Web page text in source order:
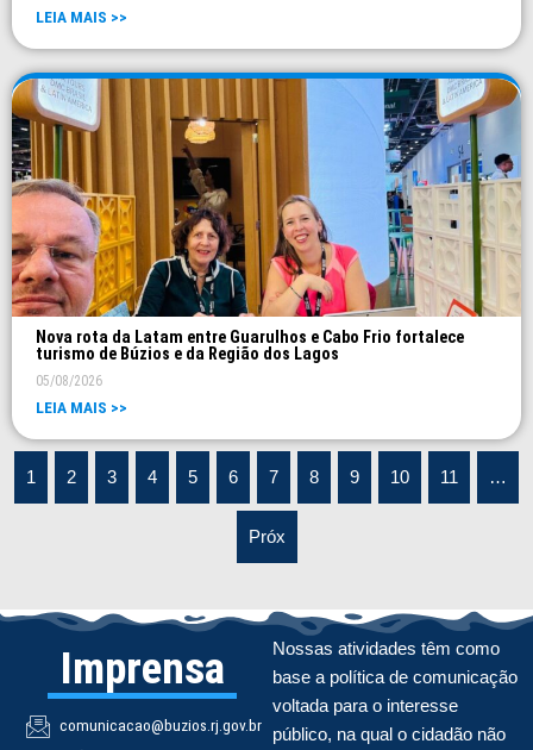
LEIA MAIS >>
Nova rota da Latam entre Guarulhos e Cabo Frio fortalece
turismo de Búzios e da Região dos Lagos
05/08/2026
LEIA MAIS >>
1 2 3 4 5 6 7 8 9 10 11 …
Próx
Imprensa
comunicacao@buzios.rj.gov.br
Nossas atividades têm como
base a política de comunicação
voltada para o interesse
público, na qual o cidadão não